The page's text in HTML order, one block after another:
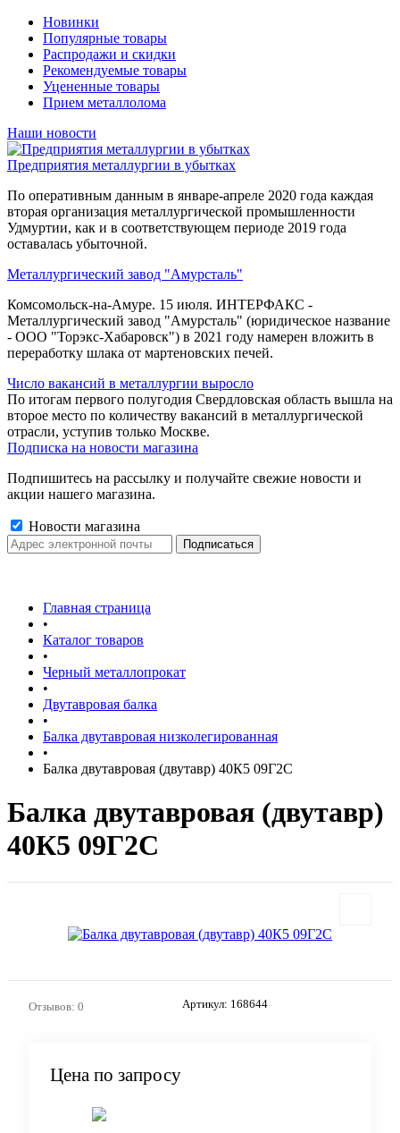
Новинки
Популярные товары
Распродажи и скидки
Рекомендуемые товары
Уцененные товары
Прием металлолома
Наши новости
Предприятия металлургии в убытках
По оперативным данным в январе-апреле 2020 года каждая
вторая организация металлургической промышленности
Удмуртии, как и в соответствующем периоде 2019 года
оставалась убыточной.
Металлургический завод "Амурсталь"
Комсомольск-на-Амуре. 15 июля. ИНТЕРФАКС -
Металлургический завод "Амурсталь" (юридическое название
- ООО "Торэкс-Хабаровск") в 2021 году намерен вложить в
переработку шлака от мартеновских печей.
Число вакансий в металлургии выросло
По итогам первого полугодия Свердловская область вышла на
второе место по количеству вакансий в металлургической
отрасли, уступив только Москве.
Подписка на новости магазина
Подпишитесь на рассылку и получайте свежие новости и
акции нашего магазина.
Новости магазина
Главная страница
•
Каталог товаров
•
Черный металлопрокат
•
Двутавровая балка
•
Балка двутавровая низколегированная
•
Балка двутавровая (двутавр) 40К5 09Г2С
Балка двутавровая (двутавр)
40К5 09Г2С
Отзывов: 0 Артикул: 168644
Цена по запросу